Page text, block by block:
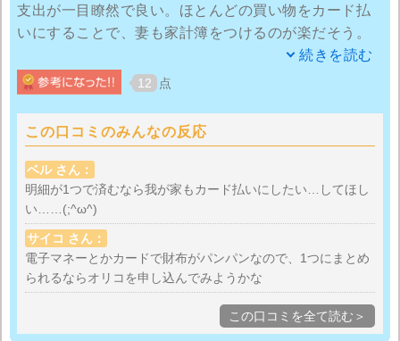
支出が一目瞭然で良い。ほとんどの買い物をカード払
いにすることで、妻も家計簿をつけるのが楽だそう。
仕事柄よく高速道路も利用するのでＥＴＣカードも便
利。溜まったポイントはすぐに商品券などに変えられ
るので、その辺りは妻に任せて好きなものに変えてい
る。ほとんどの支出をオリコカードにまとめると年間
200万以上は確実に使うので、今のポイント還元率は2
倍。まさに使えば使うほど得なカード。
カードは何枚も持っていたが、オリコカードに統一し
て財布も軽くなった。電子マネーとクレジットカード
が1枚で賄えるので小銭を持ち歩く必要がなくなったの
続きを読む
12 点
この口コミのみんなの反応
ベル さん：
明細が1つで済むなら我が家もカード払いにしたい…してほし
い……(;^ω^)
サイコ さん：
電子マネーとかカードで財布がパンパンなので、1つにまとめ
られるならオリコを申し込んでみようかな
この口コミを全て読む＞